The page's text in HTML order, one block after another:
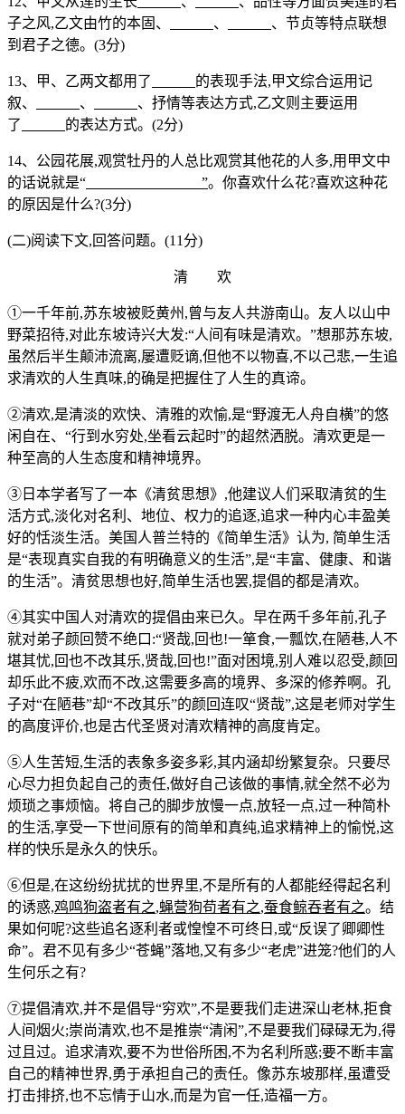
子之风,乙文由竹的本固、
、
、节贞等特点联想
到君子之德。(3分)
13、甲、乙两文都用了
的表现手法,甲文综合运用记
叙、
、
、抒情等表达方式,乙文则主要运用
了
的表达方式。(2分)
14、公园花展,观赏牡丹的人总比观赏其他花的人多,用甲文中
的话说就是“
”。你喜欢什么花?喜欢这种花
的原因是什么?(3分)
(二)阅读下文,回答问题。(11分)
清 欢
①一千年前,苏东坡被贬黄州,曾与友人共游南山。友人以山中
野菜招待,对此东坡诗兴大发:“人间有味是清欢。”想那苏东坡,
虽然后半生颠沛流离,屡遭贬谪,但他不以物喜,不以己悲,一生追
求清欢的人生真味,的确是把握住了人生的真谛。
②清欢,是清淡的欢快、清雅的欢愉,是“野渡无人舟自横”的悠
闲自在、“行到水穷处,坐看云起时”的超然洒脱。清欢更是一
种至高的人生态度和精神境界。
③日本学者写了一本《清贫思想》,他建议人们采取清贫的生
活方式,淡化对名利、地位、权力的追逐,追求一种内心丰盈美
好的恬淡生活。美国人普兰特的《简单生活》认为, 简单生活
是“表现真实自我的有明确意义的生活”,是“丰富、健康、和谐
的生活”。清贫思想也好,简单生活也罢,提倡的都是清欢。
④其实中国人对清欢的提倡由来已久。早在两千多年前,孔子
就对弟子颜回赞不绝口:“贤哉,回也!一箪食,一瓢饮,在陋巷,人不
堪其忧,回也不改其乐,贤哉,回也!”面对困境,别人难以忍受,颜回
却乐此不疲,欢而不改,这需要多高的境界、多深的修养啊。孔
子对“在陋巷”却“不改其乐”的颜回连叹“贤哉”,这是老师对学生
的高度评价,也是古代圣贤对清欢精神的高度肯定。
⑤人生苦短,生活的表象多姿多彩,其内涵却纷繁复杂。只要尽
心尽力担负起自己的责任,做好自己该做的事情,就全然不必为
烦琐之事烦恼。将自己的脚步放慢一点,放轻一点,过一种简朴
的生活,享受一下世间原有的简单和真纯,追求精神上的愉悦,这
样的快乐是永久的快乐。
⑥但是,在这纷纷扰扰的世界里,不是所有的人都能经得起名利
的诱惑,鸡鸣狗盗者有之,蝇营狗苟者有之,蚕食鲸吞者有之。结
果如何呢?这些追名逐利者或惶惶不可终日,或“反误了卿卿性
命”。君不见有多少“苍蝇”落地,又有多少“老虎”进笼?他们的人
生何乐之有?
⑦提倡清欢,并不是倡导“穷欢”,不是要我们走进深山老林,拒食
人间烟火;崇尚清欢,也不是推崇“清闲”,不是要我们碌碌无为,得
过且过。追求清欢,要不为世俗所困,不为名利所惑;要不断丰富
自己的精神世界,勇于承担自己的责任。像苏东坡那样,虽遭受
打击排挤,也不忘情于山水,而是为官一任,造福一方。